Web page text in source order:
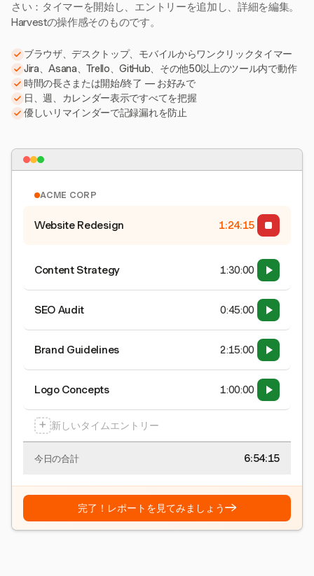
さい：タイマーを開始し、エントリーを追加し、詳細を編集。
Harvestの操作感そのものです。
ブラウザ、デスクトップ、モバイルからワンクリックタイマー
Jira、Asana、Trello、GitHub、その他50以上のツール内で動作
時間の長さまたは開始/終了 — お好みで
日、週、カレンダー表示ですべてを把握
優しいリマインダーで記録漏れを防止
ACME CORP
Website Redesign 1:24:15
Content Strategy 1:30:00
SEO Audit 0:45:00
Brand Guidelines 2:15:00
Logo Concepts 1:00:00
+ 新しいタイムエントリー
今日の合計 6:54:15
完了！レポートを見てみましょう→